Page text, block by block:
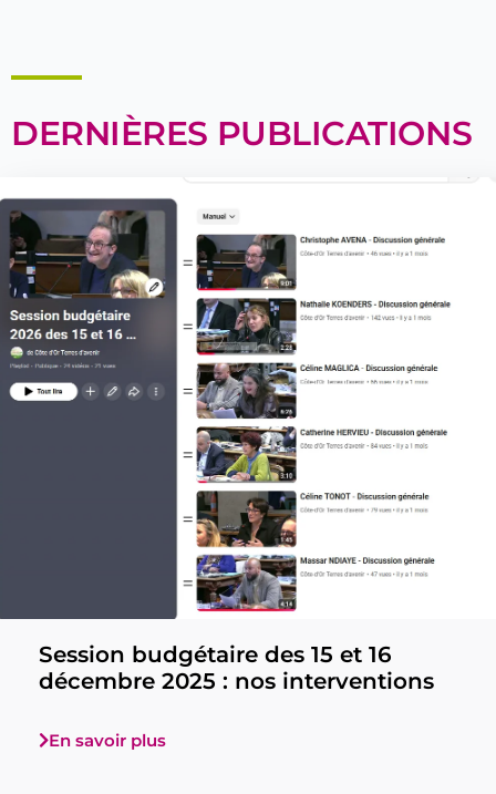
DERNIÈRES PUBLICATIONS
Session budgétaire des 15 et 16
décembre 2025 : nos interventions
En savoir plus